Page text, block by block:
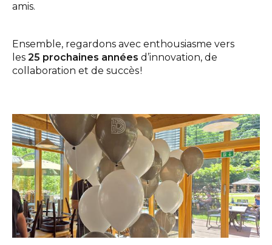
amis.
Ensemble, regardons avec enthousiasme vers
les 25 prochaines années d’innovation, de
collaboration et de succès !